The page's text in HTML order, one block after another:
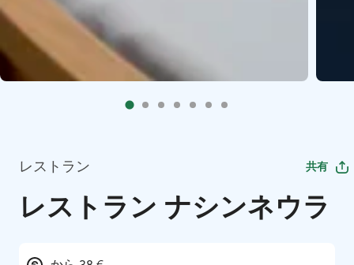
レストラン 共有
レストラン ナシンネウラ